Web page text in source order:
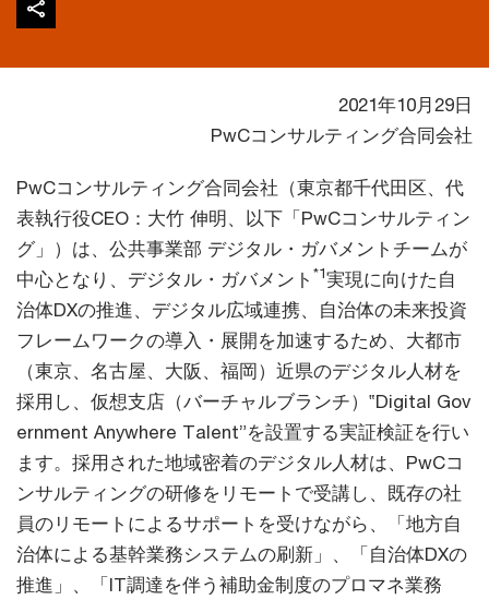
2021年10月29日
PwCコンサルティング合同会社
PwCコンサルティング合同会社（東京都千代田区、代
表執行役CEO：大竹 伸明、以下「PwCコンサルティン
グ」）は、公共事業部 デジタル・ガバメントチームが
中心となり、デジタル・ガバメント *1実現に向けた自
治体DXの推進、デジタル広域連携、自治体の未来投資
フレームワークの導入・展開を加速するため、大都市
（東京、名古屋、大阪、福岡）近県のデジタル人材を
採用し、仮想支店（バーチャルブランチ）‟Digital Gov
ernment Anywhere Talent”を設置する実証検証を行い
ます。採用された地域密着のデジタル人材は、PwCコ
ンサルティングの研修をリモートで受講し、既存の社
員のリモートによるサポートを受けながら、「地方自
治体による基幹業務システムの刷新」、「自治体DXの
推進」、「IT調達を伴う補助金制度のプロマネ業務